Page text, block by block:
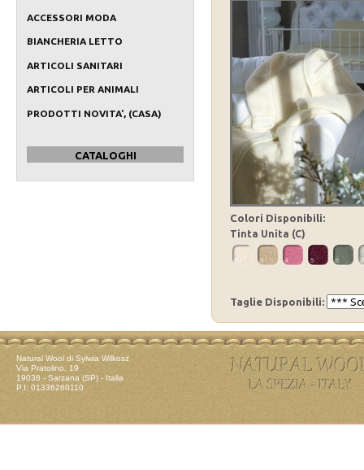
ACCESSORI MODA
BIANCHERIA LETTO
ARTICOLI SANITARI
ARTICOLI PER ANIMALI
PRODOTTI NOVITA', (CASA)
CATALOGHI
Colori Disponibili:
Tinta Unita (C)
Taglie Disponibili:
Natural Wool di Sylwia Wilkosz
Via Pratolino, 19
19038 - Sarzana (SP) - Italia
P.I: 01336260110